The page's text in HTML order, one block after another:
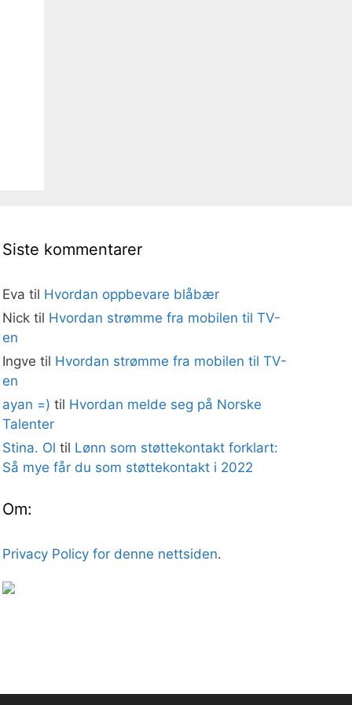
Siste kommentarer
Eva til Hvordan oppbevare blåbær
Nicktil Hvordan strømme fra mobilen til TV-
en
Ingve til Hvordan strømme fra mobilen til TV-
en
ayan =) til Hvordan melde seg på Norske
Talenter
Stina. Ol til Lønn som støttekontakt forklart:
Så mye får du som støttekontakt i 2022
Om:
Privacy Policy for denne nettsiden.